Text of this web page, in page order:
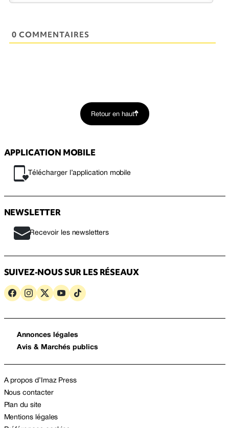
0 COMMENTAIRES
Retour en haut
APPLICATION MOBILE
Télécharger l’application mobile
NEWSLETTER
Recevoir les newsletters
SUIVEZ-NOUS SUR LES RÉSEAUX
Annonces légales
Avis & Marchés publics
A propos d’Imaz Press
Nous contacter
Plan du site
Mentions légales